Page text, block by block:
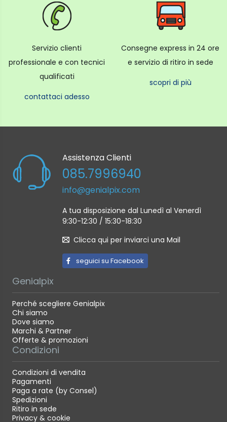
Servizio clienti
professionale e con tecnici
qualificati
contattaci adesso
Consegne express in 24 ore
e servizio di ritiro in sede
scopri di più
Assistenza Clienti
085.7996940
info@genialpix.com
A tua disposizione dal Lunedì al Venerdì
9:30-12:30 / 15:30-18:30
Clicca qui per inviarci una Mail
seguici su Facebook
Genialpix
Perché scegliere Genialpix
Chi siamo
Dove siamo
Marchi & Partner
Offerte & promozioni
Condizioni
Condizioni di vendita
Pagamenti
Paga a rate (by Consel)
Spedizioni
Ritiro in sede
Privacy & cookie